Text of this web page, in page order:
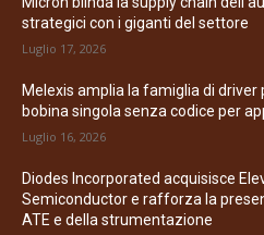
strategici con i giganti del settore
Luglio 17, 2026
Melexis amplia la famiglia di driver
bobina singola senza codice per
Luglio 16, 2026
Diodes Incorporated acquisisce
Semiconductor e rafforza la
ATE e della strumentazione